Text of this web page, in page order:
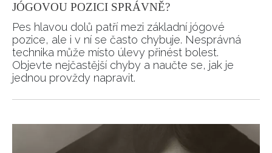
JÓGOVOU POZICI SPRÁVNĚ?
Pes hlavou dolů patří mezi základní jógové
pozice, ale i v ní se často chybuje. Nesprávná
technika může místo úlevy přinést bolest.
Objevte nejčastější chyby a naučte se, jak je
jednou provždy napravit.